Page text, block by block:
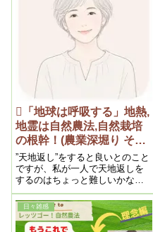
🪏「地球は呼吸する」地熱,
地霊は自然農法,自然栽培
の根幹！(農業深堀り その
２)
”天地返し”をすると良いとのこと
ですが、私が一人で天地返しを
するのはちょっと難しいかなと
思うので､根を延ばす緑肥を畝に
も植えてみたら、肥毒層を壊す
ことができるのではと思った
日々雑感